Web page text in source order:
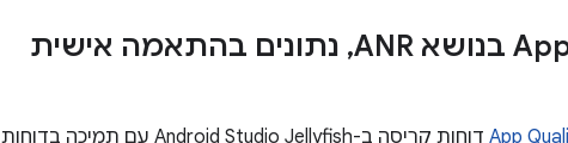
, נתונים בהתאמה אישית
App
דוחות קריסה ב-Android Studio Jellyfish עם תמיכה בדוחות